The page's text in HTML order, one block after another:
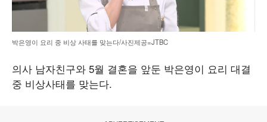
박은영이 요리 중 비상 사태를 맞는다/사진제공=JTBC
의사 남자친구와 5월 결혼을 앞둔 박은영이 요리 대결
중 비상사태를 맞는다.